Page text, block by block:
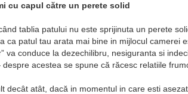
cu capul către un perete solid
tablia patului nu este sprijinuta un perete
ca patul tau arata mai bine in mijlocul camerei
va conduce la dezechilibru, nesiguranta si
despre acestea se spune că răcesc relatiile
decât atât, dacă in momentul in care esti